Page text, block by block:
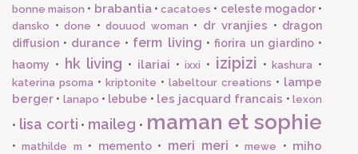
bonne maison • brabantia•cacatoes • celeste mogador•
dansko • done • douuod woman • dr vranjies • dragon
diffusion • durance • ferm living • fiorira un giardino•
haomy • hk living • ilariai •ixxi • izipizi •kashura •
katerina psoma • kriptonite • labeltour creations • lampe
berger • lanapo • lebube • les jacquard francais •lexon
• lisa corti • maileg • maman et sophie
•mathilde m • memento• meri meri •mewe • miho